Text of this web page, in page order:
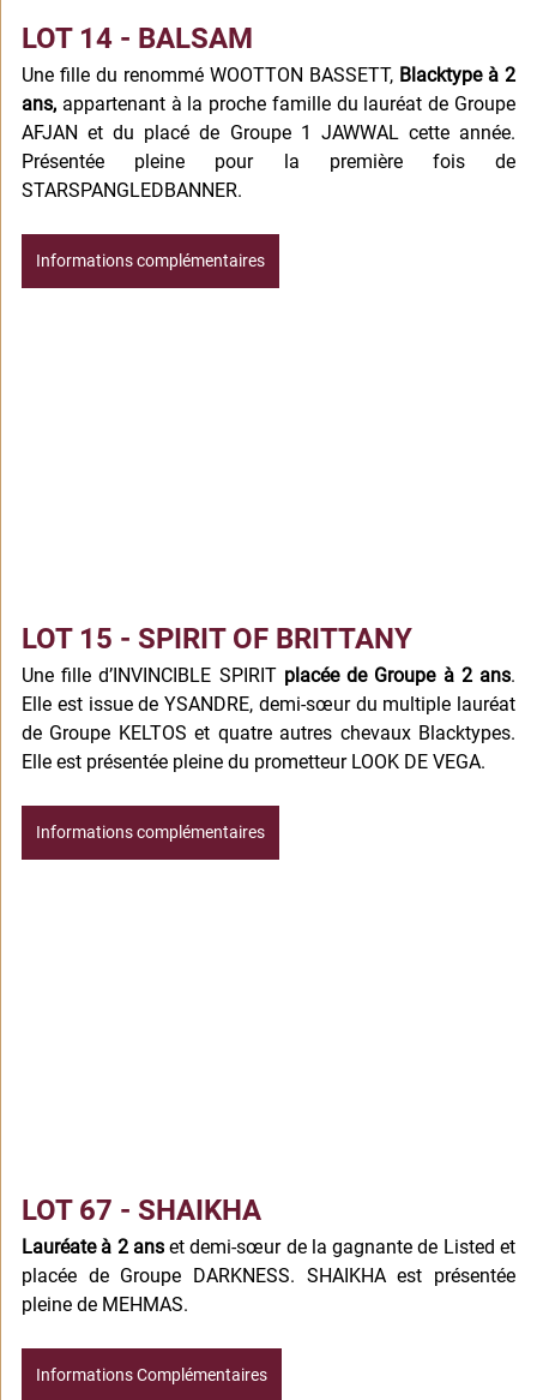
LOT 14 - BALSAM
Une fille du renommé WOOTTON BASSETT, Blacktype à 2
ans, appartenant à la proche famille du lauréat de Groupe
AFJAN et du placé de Groupe 1 JAWWAL cette année.
Présentée pleine pour la première fois de
STARSPANGLEDBANNER.
Informations complémentaires
LOT 15 - SPIRIT OF BRITTANY
Une fille d’INVINCIBLE SPIRIT placée de Groupe à 2 ans.
Elle est issue de YSANDRE, demi-sœur du multiple lauréat
de Groupe KELTOS et quatre autres chevaux Blacktypes.
Elle est présentée pleine du prometteur LOOK DE VEGA.
Informations complémentaires
LOT 67 - SHAIKHA
Lauréate à 2 ans et demi-sœur de la gagnante de Listed et
placée de Groupe DARKNESS. SHAIKHA est présentée
pleine de MEHMAS.
Informations Complémentaires